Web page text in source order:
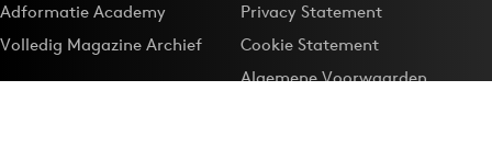
Adformatie Academy
Volledig Magazine Archief
Privacy Statement
Cookie Statement
Algemene Voorwaarden